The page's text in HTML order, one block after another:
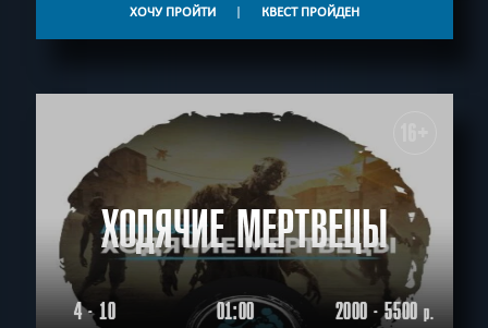
ХОЧУ ПРОЙТИ | КВЕСТ ПРОЙДЕН
ХОДЯЧИЕ МЕРТВЕЦЫ
4 - 10 01:00 2000 - 5500р.